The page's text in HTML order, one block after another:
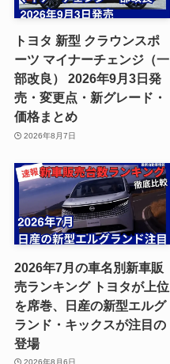
トヨタ 新型 クラウンスポ
ーツ マイナーチェンジ（一
部改良） 2026年9月3日発
売・変更点・新グレード・
価格まとめ
2026年8月7日
2026年7月の車名別新車販
売ランキング トヨタが上位
を席巻、日産の新型エルグ
ランド・キックスが注目の
登場
2026年8月6日